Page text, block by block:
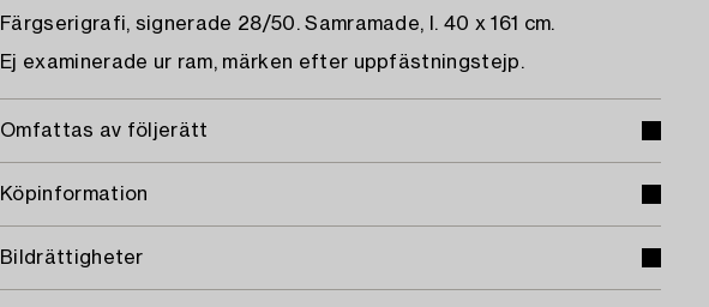
Färgserigrafi, signerade 28/50. Samramade, I. 40 x 161 cm.
Ej examinerade ur ram, märken efter uppfästningstejp.
Omfattas av följerätt
Köpinformation
Bildrättigheter